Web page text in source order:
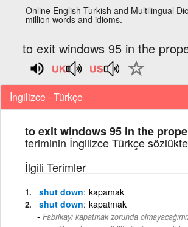
Online English Turkish and Multilingual
million words and idioms.
to exit windows 95 in the
İngilizce - Türkçe
to exit windows 95 in the
teriminin İngilizce Türkçe
İlgili Terimler
shut down kapamak
shut down kapatmak
Fabrikayı kapatmak zorunda